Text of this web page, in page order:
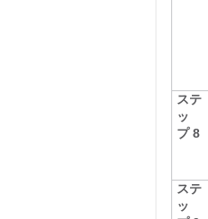
ステ
ッ
プ 8
ステ
ッ